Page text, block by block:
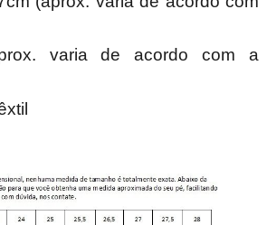
varia de acordo com a